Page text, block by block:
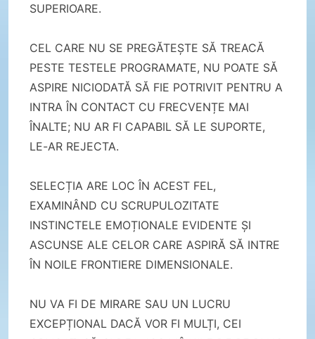
SUPERIOARE.
CEL CARE NU SE PREGĂTEȘTE SĂ TREACĂ
PESTE TESTELE PROGRAMATE, NU POATE SĂ
ASPIRE NICIODATĂ SĂ FIE POTRIVIT PENTRU A
INTRA ÎN CONTACT CU FRECVENȚE MAI
ÎNALTE; NU AR FI CAPABIL SĂ LE SUPORTE,
LE-AR REJECTA.
SELECȚIA ARE LOC ÎN ACEST FEL,
EXAMINÂND CU SCRUPULOZITATE
INSTINCTELE EMOȚIONALE EVIDENTE ȘI
ASCUNSE ALE CELOR CARE ASPIRĂ SĂ INTRE
ÎN NOILE FRONTIERE DIMENSIONALE.
NU VA FI DE MIRARE SAU UN LUCRU
EXCEPȚIONAL DACĂ VOR FI MULȚI, CEI